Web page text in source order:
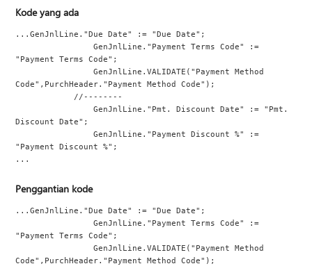
Kode yang ada
...GenJnlLine."Due Date" := "Due Date";
                GenJnlLine."Payment Terms Code" :=
"Payment Terms Code";
                GenJnlLine.VALIDATE("Payment Method
Code",PurchHeader."Payment Method Code");
            //--------
                GenJnlLine."Pmt. Discount Date" := "Pmt.
Discount Date";
                GenJnlLine."Payment Discount %" :=
"Payment Discount %";
...
Penggantian kode
...GenJnlLine."Due Date" := "Due Date";
                GenJnlLine."Payment Terms Code" :=
"Payment Terms Code";
                GenJnlLine.VALIDATE("Payment Method
Code",PurchHeader."Payment Method Code");